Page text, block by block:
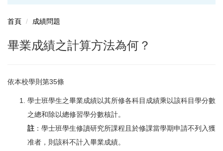
首頁 成績問題
畢業成績之計算方法為何？
依本校學則第35條
學士班學生之畢業成績以其所修各科目成績乘以該科目學分數
之總和除以總修習學分數核計。
註 ：學士班學生修讀研究所課程且於修課當學期申請不列入獲
准者，則該科不計入畢業成績。